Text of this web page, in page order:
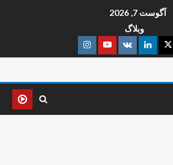
آگوست 7, 2026
وبلاگ